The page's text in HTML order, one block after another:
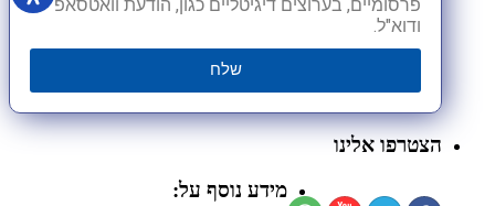
פרסומיים, בערוצים דיגיטליים כגון, הודעת וואטסאפ
ודוא"ל.
שלח
הצטרפו אלינו
מידע נוסף על: